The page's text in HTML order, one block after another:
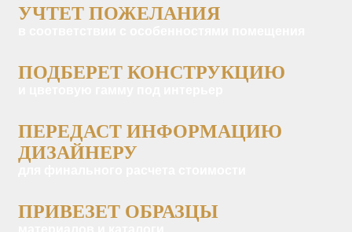
УЧТЕТ ПОЖЕЛАНИЯ
ПОДБЕРЕТ КОНСТРУКЦИЮ
ПЕРЕДАСТ ИНФОРМАЦИЮ
ДИЗАЙНЕРУ
ПРИВЕЗЕТ ОБРАЗЦЫ